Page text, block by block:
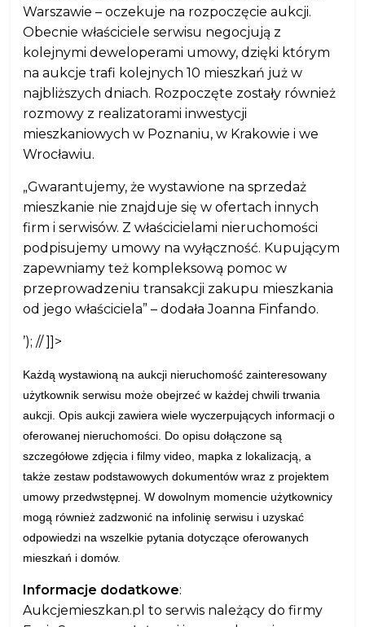
Warszawie – oczekuje na rozpoczęcie aukcji.
Obecnie właściciele serwisu negocjują z
kolejnymi deweloperami umowy, dzięki którym
na aukcje trafi kolejnych 10 mieszkań już w
najbliższych dniach. Rozpoczęte zostały również
rozmowy z realizatorami inwestycji
mieszkaniowych w Poznaniu, w Krakowie i we
Wrocławiu.
„Gwarantujemy, że wystawione na sprzedaż
mieszkanie nie znajduje się w ofertach innych
firm i serwisów. Z właścicielami nieruchomości
podpisujemy umowy na wyłączność. Kupującym
zapewniamy też kompleksową pomoc w
przeprowadzeniu transakcji zakupu mieszkania
od jego właściciela” – dodała Joanna Finfando.
’); // ]]>
Każdą wystawioną na aukcji nieruchomość zainteresowany
użytkownik serwisu może obejrzeć w każdej chwili trwania
aukcji. Opis aukcji zawiera wiele wyczerpujących informacji o
oferowanej nieruchomości. Do opisu dołączone są
szczegółowe zdjęcia i filmy video, mapka z lokalizacją, a
także zestaw podstawowych dokumentów wraz z projektem
umowy przedwstępnej. W dowolnym momencie użytkownicy
mogą również zadzwonić na infolinię serwisu i uzyskać
odpowiedzi na wszelkie pytania dotyczące oferowanych
mieszkań i domów.
Informacje dodatkowe:
Aukcjemieszkan.pl to serwis należący do firmy